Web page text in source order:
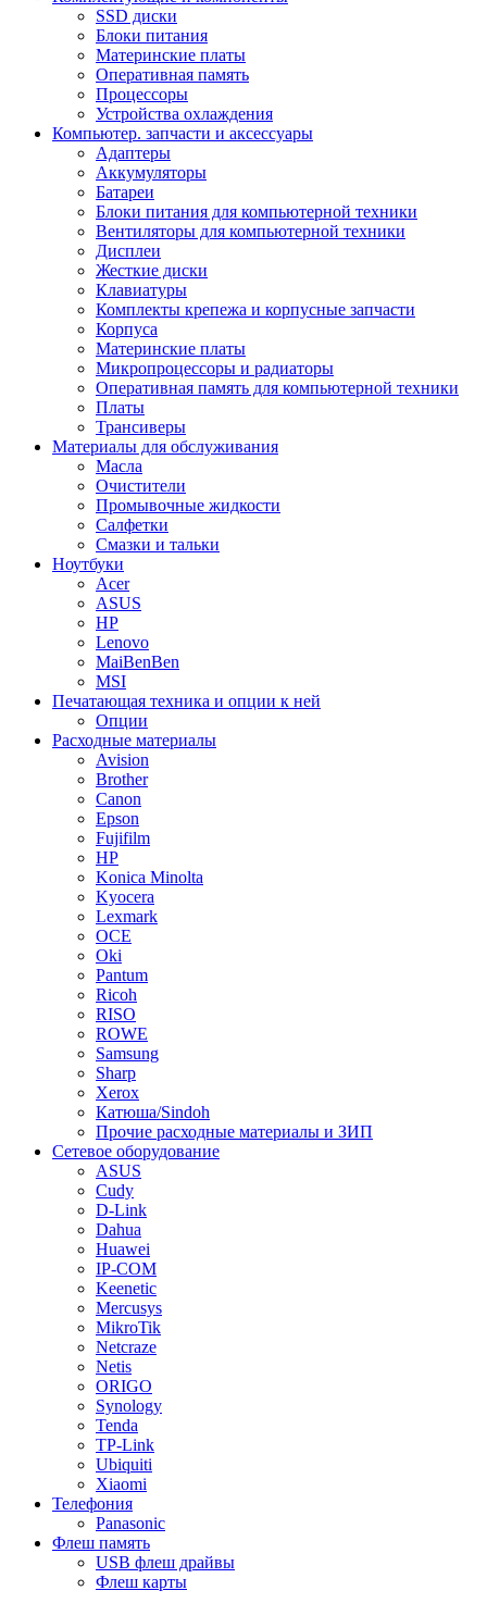
SSD диски
Блоки питания
Материнские платы
Оперативная память
Процессоры
Устройства охлаждения
Компьютер. запчасти и аксессуары
Адаптеры
Аккумуляторы
Батареи
Блоки питания для компьютерной техники
Вентиляторы для компьютерной техники
Дисплеи
Жесткие диски
Клавиатуры
Комплекты крепежа и корпусные запчасти
Корпуса
Материнские платы
Микропроцессоры и радиаторы
Оперативная память для компьютерной техники
Платы
Трансиверы
Материалы для обслуживания
Масла
Очистители
Промывочные жидкости
Салфетки
Смазки и тальки
Ноутбуки
Acer
ASUS
HP
Lenovo
MaiBenBen
MSI
Печатающая техника и опции к ней
Опции
Расходные материалы
Avision
Brother
Canon
Epson
Fujifilm
HP
Konica Minolta
Kyocera
Lexmark
OCE
Oki
Pantum
Ricoh
RISO
ROWE
Samsung
Sharp
Xerox
Катюша/Sindoh
Прочие расходные материалы и ЗИП
Сетевое оборудование
ASUS
Cudy
D-Link
Dahua
Huawei
IP-COM
Keenetic
Mercusys
MikroTik
Netcraze
Netis
ORIGO
Synology
Tenda
TP-Link
Ubiquiti
Xiaomi
Телефония
Panasonic
Флеш память
USB флеш драйвы
Флеш карты